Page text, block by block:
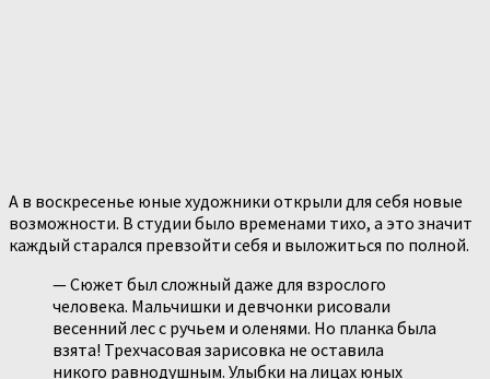
А в воскресенье юные художники открыли для себя новые
возможности. В студии было временами тихо, а это значит
каждый старался превзойти себя и выложиться по полной.
— Сюжет был сложный даже для взрослого
человека. Мальчишки и девчонки рисовали
весенний лес с ручьем и оленями. Но планка была
взята! Трехчасовая зарисовка не оставила
никого равнодушным. Улыбки на лицах юных